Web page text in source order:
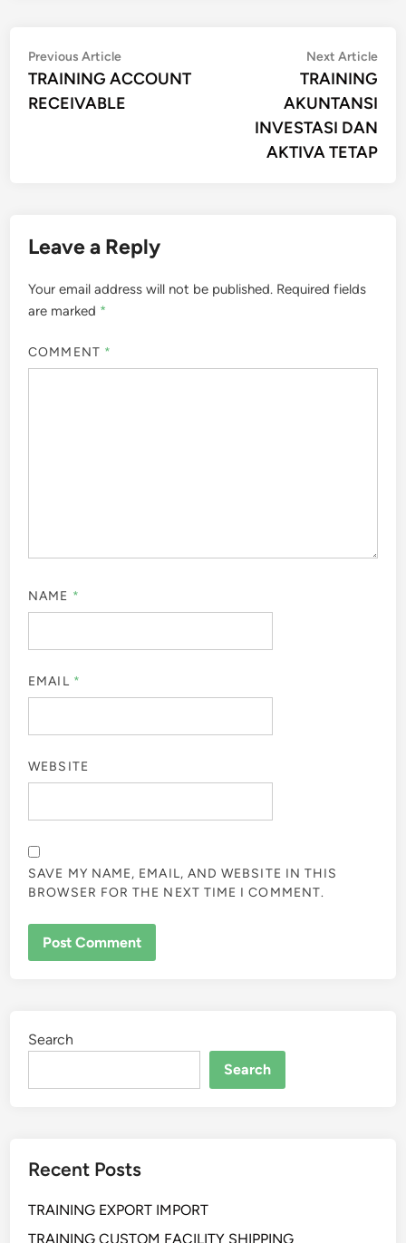
Post
navigation
Previous ArticlePrevious
article:
TRAINING ACCOUNT
RECEIVABLE
Next Article
TRAINING
AKUNTANSI
INVESTASI DAN
AKTIVA TETAP
Leave a Reply
Your email address will not be published. Required fields
are marked *
COMMENT *
NAME *
EMAIL *
WEBSITE
SAVE MY NAME, EMAIL, AND WEBSITE IN THIS
BROWSER FOR THE NEXT TIME I COMMENT.
Search
Search
Recent Posts
TRAINING EXPORT IMPORT
TRAINING CUSTOM FACILITY SHIPPING